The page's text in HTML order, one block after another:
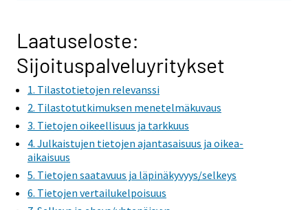
Laatuseloste:
Sijoituspalveluyritykset
1. Tilastotietojen relevanssi
2. Tilastotutkimuksen menetelmäkuvaus
3. Tietojen oikeellisuus ja tarkkuus
4. Julkaistujen tietojen ajantasaisuus ja oikea-
aikaisuus
5. Tietojen saatavuus ja läpinäkyvyys/selkeys
6. Tietojen vertailukelpoisuus